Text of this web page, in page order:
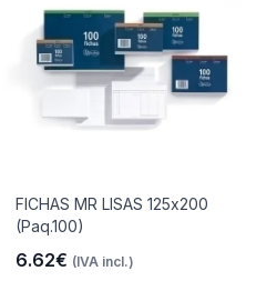
FICHAS MR LISAS 125x200
(Paq.100)
6.62€ (IVA incl.)